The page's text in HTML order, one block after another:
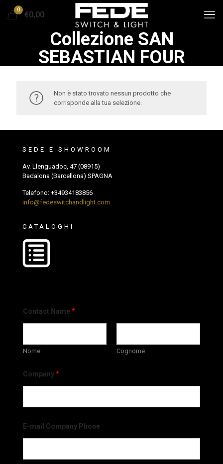
0
€0,00
Collezione SAN
SEBASTIAN FOUR
Non è stato trovato nessun prodotto che
corrisponde alla tua selezione.
SEDE E SHOWROOM
Av. Llenguadoc, 47 (08915)
Badalona (Barcellona) SPAGNA
Telefono: +34934183856
info@fedeswitchandlight.com
CATALOGHI
Contact Name *
Nome Cognome
Company*
E-mail Company Phone